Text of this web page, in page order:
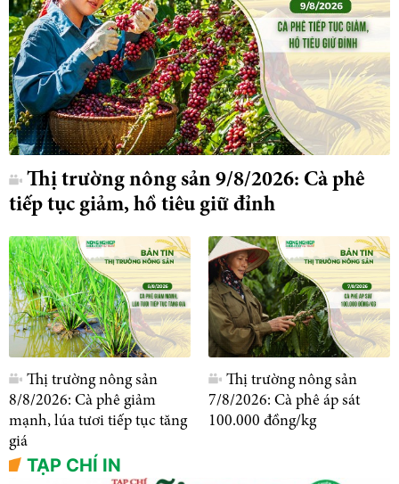
Thị trường nông sản 9/8/2026: Cà phê
tiếp tục giảm, hồ tiêu giữ đỉnh
Thị trường nông sản
8/8/2026: Cà phê giảm
mạnh, lúa tươi tiếp tục tăng
giá
Thị trường nông sản
7/8/2026: Cà phê áp sát
100.000 đồng/kg
TẠP CHÍ IN